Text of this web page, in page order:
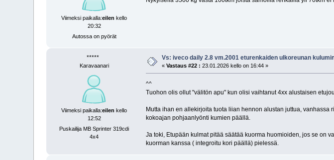
Viimeksi paikalla:eilen kello
20:32
Autossa on pyörät
*****
Karavaanari
Viimeksi paikalla:eilen kello
12:52
Puskailija MB Sprinter 319cdi
4x4
Vs: iveco daily 2.8 vm.2001 eturenkaiden ulkoreunan
«Vastaus #22 : 23.01.2026 kello on 16:44 »
^^
Tuohon olis ollut "välitön apu" kun olisi vaihtanut 4xx alustaisen
Mutta ihan en allekirjoita tuota liian hennon alustan juttua,
kokoajan pohjaanlyönti kumien päällä.
Ja toki, Etupään kulmat pitää säätää kuorma huomioiden, jos se on
kuorman kanssa ( integroitu kori päällä) pielessä.